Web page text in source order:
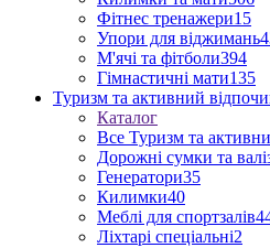
Фітнес тренажери15
Упори для віджимань
М'ячі та фітболи394
Гімнастичні мати135
Туризм та активний
Каталог
Все Туризм та
Дорожні сумки та
Генератори35
Килимки40
Меблі для спортзалів
Ліхтарі спеціальні2